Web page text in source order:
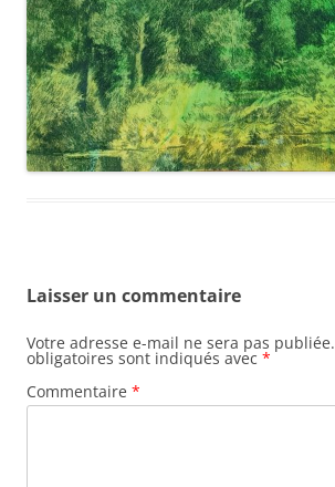
Laisser un commentaire
Votre adresse e-mail ne sera pas publiée.
obligatoires sont indiqués avec *
Commentaire *